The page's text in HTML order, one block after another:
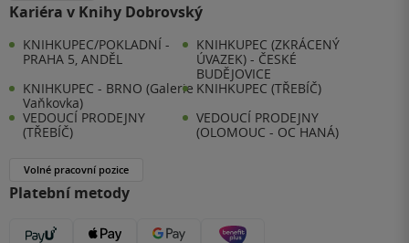
Kariéra v Knihy Dobrovský
KNIHKUPEC/POKLADNÍ -
PRAHA 5, ANDĚL
KNIHKUPEC (ZKRÁCENÝ
ÚVAZEK) - ČESKÉ
BUDĚJOVICE
KNIHKUPEC - BRNO (Galerie
Vaňkovka)
KNIHKUPEC (TŘEBÍČ)
VEDOUCÍ PRODEJNY
(TŘEBÍČ)
VEDOUCÍ PRODEJNY
(OLOMOUC - OC HANÁ)
Volné pracovní pozice
Platební metody